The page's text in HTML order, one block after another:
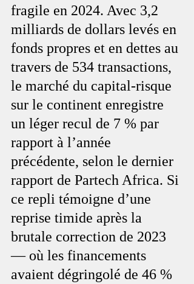
fragile en 2024. Avec 3,2
milliards de dollars levés en
fonds propres et en dettes au
travers de 534 transactions,
le marché du capital-risque
sur le continent enregistre
un léger recul de 7 % par
rapport à l’année
précédente, selon le dernier
rapport de Partech Africa. Si
ce repli témoigne d’une
reprise timide après la
brutale correction de 2023
— où les financements
avaient dégringolé de 46 %